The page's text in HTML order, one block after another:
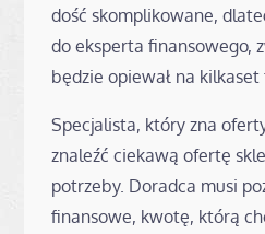
dość skomplikowane,
do eksperta finansowego,
będzie opiewał na kilkaset
Specjalista, który zna
znaleźć ciekawą ofertę
potrzeby. Doradca musi
finansowe, kwotę, którą